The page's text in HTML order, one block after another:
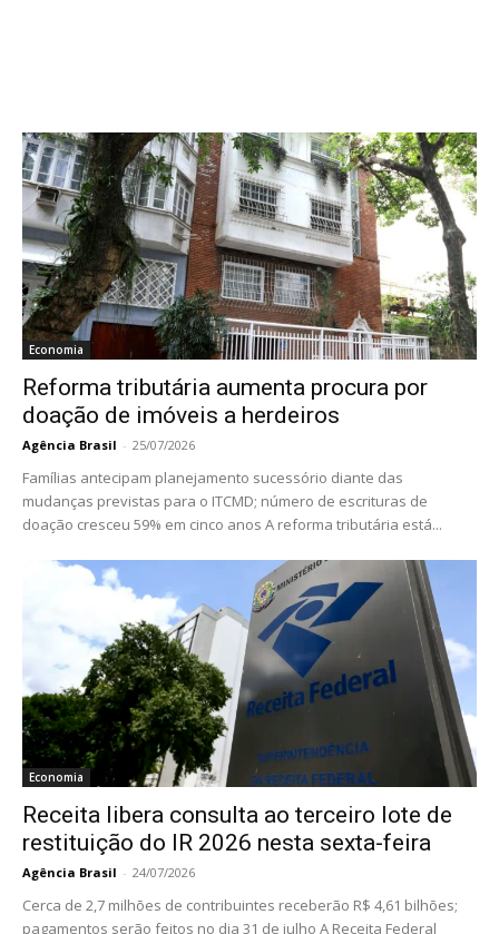
Economia
Reforma tributária aumenta procura por
doação de imóveis a herdeiros
Agência Brasil - 25/07/2026
Famílias antecipam planejamento sucessório diante das
mudanças previstas para o ITCMD; número de escrituras de
doação cresceu 59% em cinco anos A reforma tributária está...
Economia
Receita libera consulta ao terceiro lote de
restituição do IR 2026 nesta sexta-feira
Agência Brasil - 24/07/2026
Cerca de 2,7 milhões de contribuintes receberão R$ 4,61 bilhões;
pagamentos serão feitos no dia 31 de julho A Receita Federal